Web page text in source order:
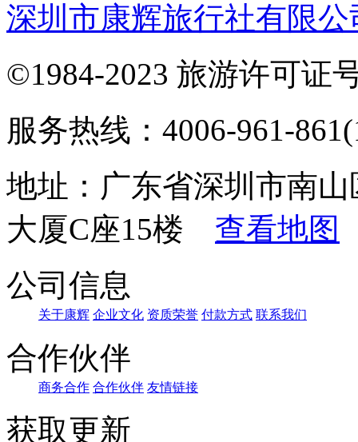
深圳市康辉旅行社有限
©1984-2023 旅游许可证
服务热线：4006-961-
地址：广东省深圳市南
大厦C座15楼 查看地图
公司信息
关于康辉 企业文化 资质荣誉 付款方式 联系我们
合作伙伴
商务合作 合作伙伴 友情链接
获取更新